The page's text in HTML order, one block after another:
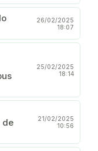
26/02/2025
18:07
25/02/2025
18:14
de
21/02/2025
10:56